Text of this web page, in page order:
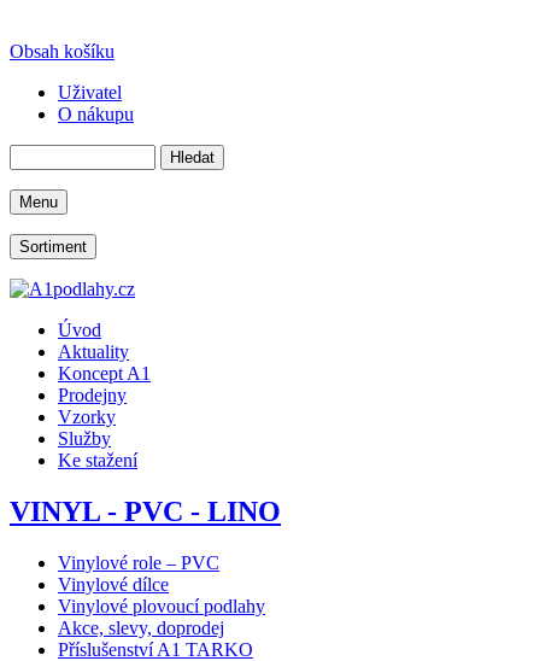
Obsah košíku
Uživatel
O nákupu
Menu
Sortiment
Úvod
Aktuality
Koncept A1
Prodejny
Vzorky
Služby
Ke stažení
VINYL - PVC - LINO
Vinylové role – PVC
Vinylové dílce
Vinylové plovoucí podlahy
Akce, slevy, doprodej
Příslušenství A1 TARKO